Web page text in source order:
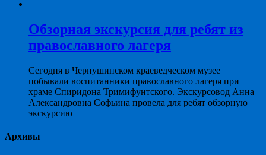
Обзорная экскурсия для ребят из
православного лагеря
Сегодня в Чернушинском краеведческом музее
побывали воспитанники православного лагеря при
храме Спиридона Тримифунтского. Экскурсовод Анна
Александровна Софьина провела для ребят обзорную
экскурсию
Архивы